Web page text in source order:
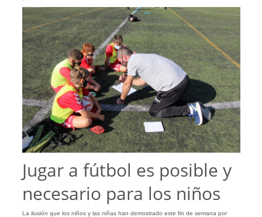
Jugar a fútbol es posible y
necesario para los niños
La ilusión que los niños y las niñas han demostrado este fin de semana por